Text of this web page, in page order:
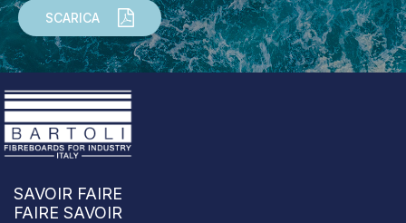
SCARICA
SAVOIR FAIRE
FAIRE SAVOIR